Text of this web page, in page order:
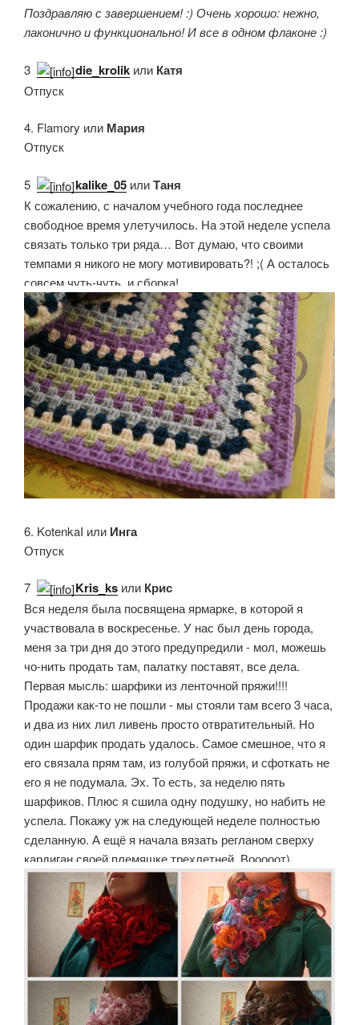
Поздравляю с завершением! :) Очень хорошо: нежно,
лаконично и функционально! И все в одном флаконе :)
3. die_krolik или Катя
Отпуск
4. Flamory или Мария
Отпуск
5. kalike_05 илиТаня
К сожалению, с началом учебного года последнее
свободное время улетучилось. На этой неделе успела
связать только три ряда… Вот думаю, что своими
темпами я никого не могу мотивировать?! ;( А осталось
совсем чуть-чуть, и сборка!
6. KotenkaI или Инга
Отпуск
7. Kris_ks или Крис
Вся неделя была посвящена ярмарке, в которой я
участвовала в воскресенье. У нас был день города,
меня за три дня до этого предупредили - мол, можешь
чо-нить продать там, палатку поставят, все дела.
Первая мысль: шарфики из ленточной пряжи!!!!
Продажи как-то не пошли - мы стояли там всего 3 часа,
и два из них лил ливень просто отвратительный. Но
один шарфик продать удалось. Самое смешное, что я
его связала прям там, из голубой пряжи, и сфоткать не
его я не подумала. Эх. То есть, за неделю пять
шарфиков. Плюс я сшила одну подушку, но набить не
успела. Покажу уж на следующей неделе полностью
сделанную. А ещё я начала вязать регланом сверху
кардиган своей племяшке трехлетней. Вооооот)